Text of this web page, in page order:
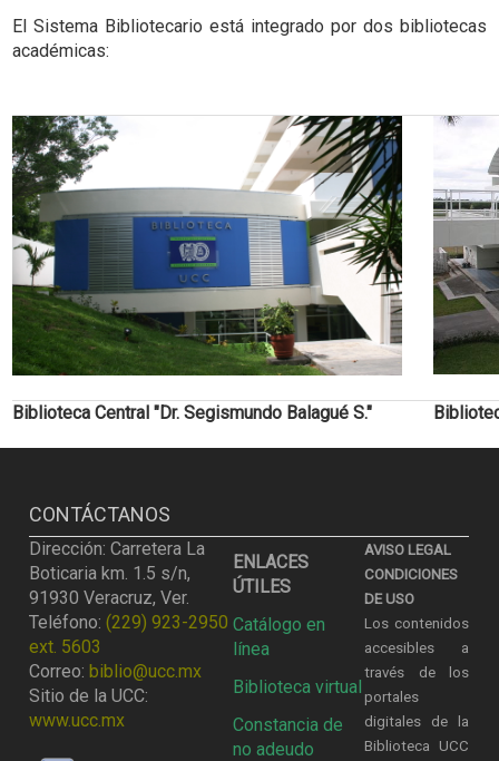
El Sistema Bibliotecario está integrado por dos bibliotecas
académicas:
Biblioteca Central "Dr. Segismundo Balagué S."
CONTÁCTANOS
Dirección: Carretera La
Boticaria km. 1.5 s/n,
91930 Veracruz, Ver.
Teléfono:(229) 923-2950
ext. 5603
Correo:biblio@ucc.mx
Sitio de la UCC:
www.ucc.mx
ENLACES
ÚTILES
Catálogo en
línea
Biblioteca virtual
Constancia de
no adeudo
AVISO LEGAL
CONDICIONES
DE USO
Los contenidos
accesibles a
través de los
portales
digitales de la
Biblioteca UCC